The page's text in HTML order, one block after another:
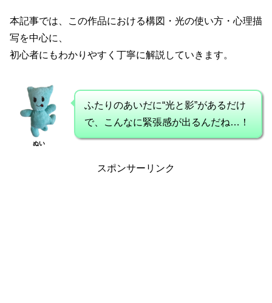
本記事では、この作品における構図・光の使い方・心理描
写を中心に、
初心者にもわかりやすく丁寧に解説していきます。
ぬい
ふたりのあいだに“光と影”があるだけ
で、こんなに緊張感が出るんだね…！
スポンサーリンク